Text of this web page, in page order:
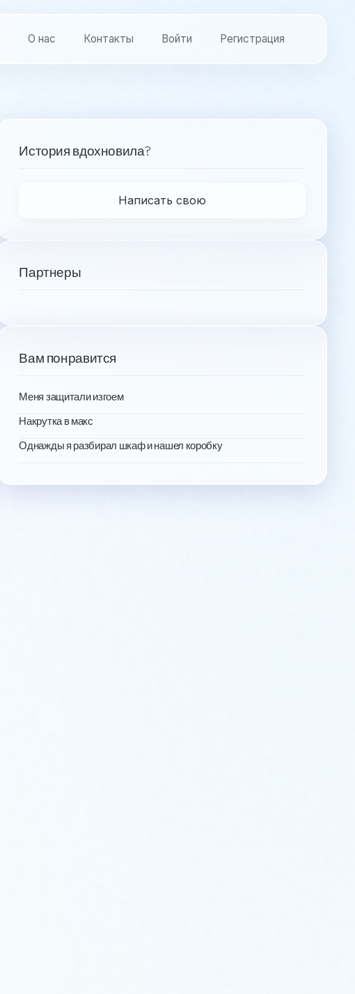
О нас Контакты Войти Регистрация
История вдохновила?
Написать свою
Партнеры
Вам понравится
Меня защитали изгоем
Накрутка в макс
Однажды я разбирал шкаф и нашел коробку